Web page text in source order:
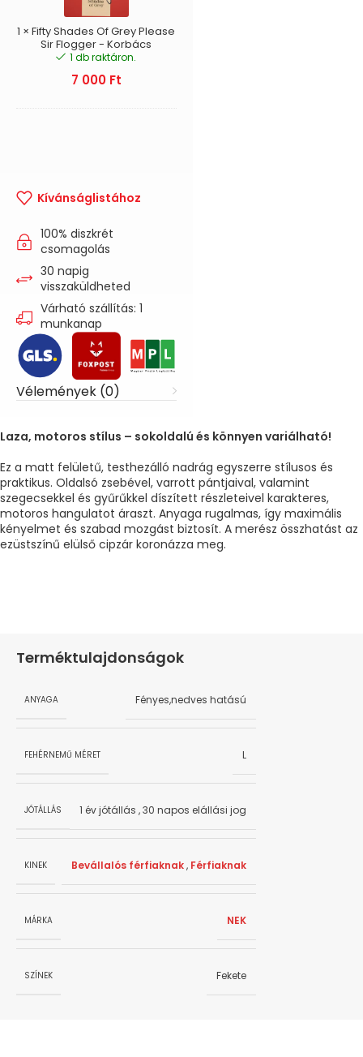
Sir
Flogger
-
Korbács
1 ×Fifty Shades Of Grey Please
Sir Flogger - Korbács
1 db raktáron.
7 000 Ft
Kívánságlistához
100% diszkrét
csomagolás
30 napig
visszaküldheted
Várható szállítás: 1
munkanap
Vélemények (0)
Laza, motoros stílus – sokoldalú és könnyen variálható!
Ez a matt felületű, testhezálló nadrág egyszerre stílusos és
praktikus. Oldalsó zsebével, varrott pántjaival, valamint
szegecsekkel és gyűrűkkel díszített részleteivel karakteres,
motoros hangulatot áraszt. Anyaga rugalmas, így maximális
kényelmet és szabad mozgást biztosít. A merész összhatást az
ezüstszínű elülső cipzár koronázza meg.
Terméktulajdonságok
ANYAGA Fényes,nedves hatású
FEHÉRNEMŰ MÉRET L
JÓTÁLLÁS 1 év jótállás ,30 napos elállási jog
KINEK Bevállalós férfiaknak, Férfiaknak
MÁRKA NEK
SZÍNEK Fekete